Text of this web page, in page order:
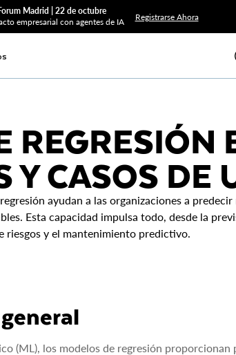
Madrid | 22 de octubre
empresarial con agentes de IA
Registrarse Ahora
REGRESIÓN
Y CASOS DE
ayudan a las organizaciones a
Esta capacidad impulsa todo, desde la
riesgos y el mantenimiento predictivo.
(ML), los modelos de regresión